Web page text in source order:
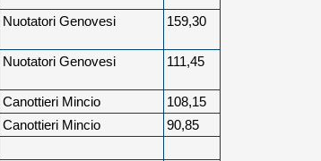
Nuotatori Genovesi 159,30
Nuotatori Genovesi 111,45
Canottieri Mincio
108,15
Canottieri Mincio 90,85